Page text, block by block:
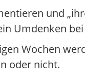
und
Umdenken
Wochen
oder nicht.